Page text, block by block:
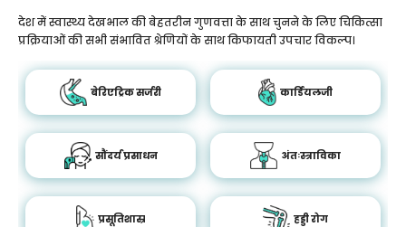
देश में स्वास्थ्य देखभाल की बेहतरीन गुणवत्ता के साथ चुनने के लिए चिकित्सा
प्रक्रियाओं की सभी संभावित श्रेणियों के साथ किफायती उपचार विकल्प।
बेरिएट्रिक सर्जरी कार्डियलजी
सौंदर्य प्रसाधन अंतःस्त्राविका
प्रसूतिशास्र हड्डी रोग